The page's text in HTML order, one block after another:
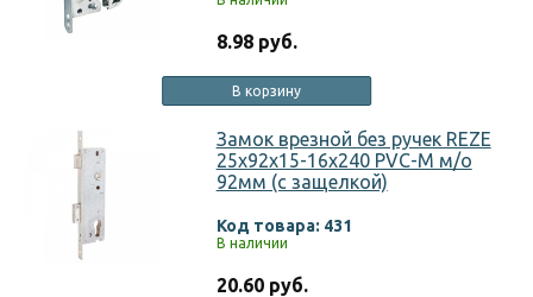
8.98 руб.
В корзину
Замок врезной без ручек REZE
25х92х15-16х240 PVC-M м/о
92мм (с защелкой)
Код товара: 431
В наличии
20.60 руб.